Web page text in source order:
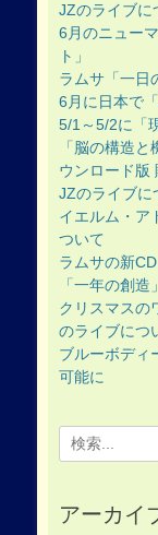
ン
JZのライブに
6月のニュー
ト」
ラムサ「一日
6月に日本で
5/1～5/2に「
「脳の構造
ウンロード版
JZのライブに
イエルム・ア
ついて
ラムサの新
「一年の創
クリスマスの
のライブにつ
ブルーボディ
可能に
Search
for:
アーカイ